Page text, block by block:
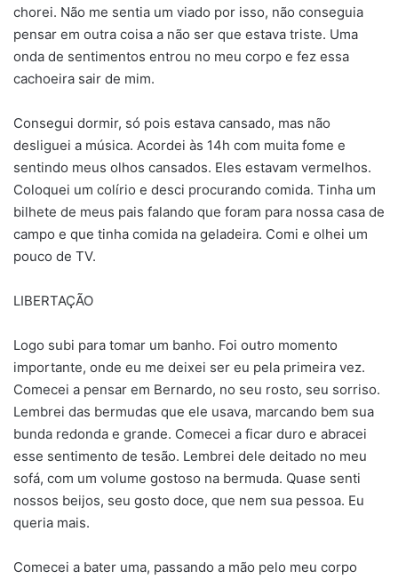
chorei. Não me sentia um viado por isso, não conseguia
pensar em outra coisa a não ser que estava triste. Uma
onda de sentimentos entrou no meu corpo e fez essa
cachoeira sair de mim.
Consegui dormir, só pois estava cansado, mas não
desliguei a música. Acordei às 14h com muita fome e
sentindo meus olhos cansados. Eles estavam vermelhos.
Coloquei um colírio e desci procurando comida. Tinha um
bilhete de meus pais falando que foram para nossa casa de
campo e que tinha comida na geladeira. Comi e olhei um
pouco de TV.
LIBERTAÇÃO
Logo subi para tomar um banho. Foi outro momento
importante, onde eu me deixei ser eu pela primeira vez.
Comecei a pensar em Bernardo, no seu rosto, seu sorriso.
Lembrei das bermudas que ele usava, marcando bem sua
bunda redonda e grande. Comecei a ficar duro e abracei
esse sentimento de tesão. Lembrei dele deitado no meu
sofá, com um volume gostoso na bermuda. Quase senti
nossos beijos, seu gosto doce, que nem sua pessoa. Eu
queria mais.
Comecei a bater uma, passando a mão pelo meu corpo